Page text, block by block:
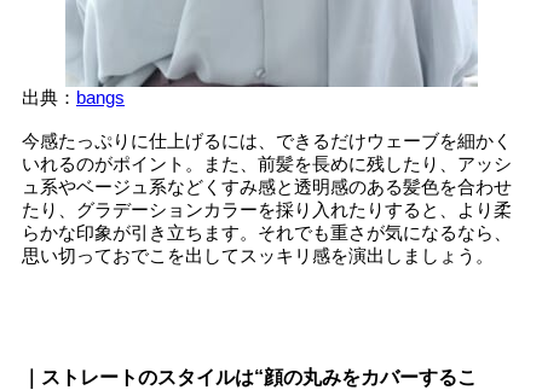
出典： bangs
今感たっぷりに仕上げるには、できるだけウェーブを細かく
いれるのがポイント。また、前髪を長めに残したり、アッシ
ュ系やベージュ系などくすみ感と透明感のある髪色を合わせ
たり、グラデーションカラーを採り入れたりすると、より柔
らかな印象が引き立ちます。それでも重さが気になるなら、
思い切っておでこを出してスッキリ感を演出しましょう。
｜ストレートのスタイルは“顔の丸みをカバーするこ